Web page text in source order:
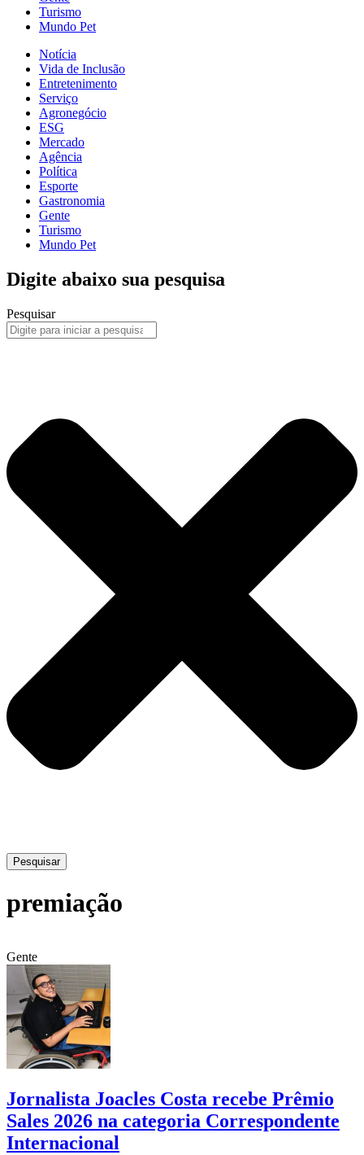
Turismo
Mundo Pet
Notícia
Vida de Inclusão
Entretenimento
Serviço
Agronegócio
ESG
Mercado
Agência
Política
Esporte
Gastronomia
Gente
Turismo
Mundo Pet
Digite abaixo sua pesquisa
Pesquisar
Pesquisar
premiação
Gente
Jornalista Joacles Costa recebe Prêmio
Sales 2026 na categoria Correspondente
Internacional